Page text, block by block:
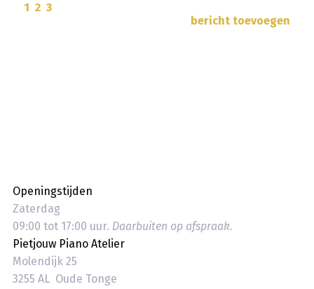
1 2 3
bericht toevoegen
Openingstijden
Zaterdag
09:00 tot 17:00 uur. Daarbuiten op afspraak.
Pietjouw Piano Atelier
Molendijk 25
3255 AL Oude Tonge